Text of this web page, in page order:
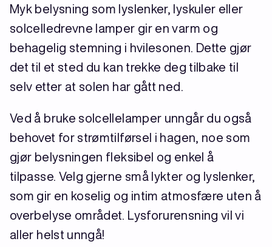
Myk belysning som lyslenker, lyskuler eller
solcelledrevne lamper gir en varm og
behagelig stemning i hvilesonen. Dette gjør
det til et sted du kan trekke deg tilbake til
selv etter at solen har gått ned.
Ved å bruke solcellelamper unngår du også
behovet for strømtilførsel i hagen, noe som
gjør belysningen fleksibel og enkel å
tilpasse. Velg gjerne små lykter og lyslenker,
som gir en koselig og intim atmosfære uten å
overbelyse området. Lysforurensning vil vi
aller helst unngå!